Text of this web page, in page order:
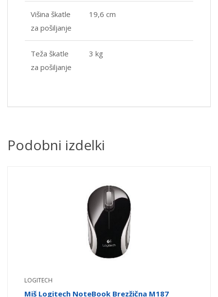
Višina škatle
za pošiljanje
19,6 cm
Teža škatle
za pošiljanje
3 kg
Podobni izdelki
LOGITECH
Miš Logitech NoteBook Brezžična M187